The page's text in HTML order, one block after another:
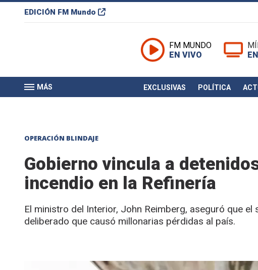
EDICIÓN FM Mundo
FM MUNDO
EN VIVO
MÁS EXCLUSIVAS POLÍTICA
OPERACIÓN BLINDAJE
Gobierno vincula a
incendio en la Refinería
El ministro del Interior, John Reimberg, aseguró que
deliberado que causó millonarias pérdidas al país.